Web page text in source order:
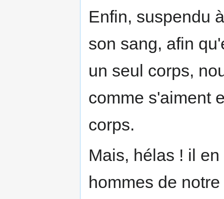
Enfin, suspendu
son sang, afin
un seul corps,
comme s'aiment
corps.
Mais, hélas ! il
hommes de